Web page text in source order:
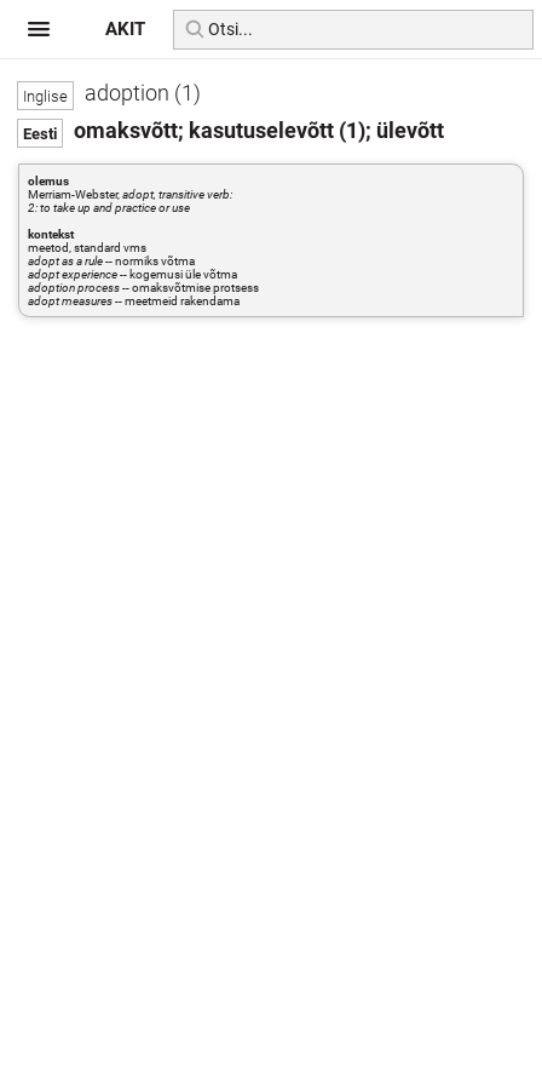
adoption (1)
omaksvõtt; kasutuselevõtt (1); ülevõtt
olemus
Merriam-Webster,adopt, transitive verb:
2: to take up and practice or use
kontekst
meetod, standard vms
adopt as a rule-- normiks võtma
adopt experience-- kogemusi üle võtma
adoption process-- omaksvõtmise protsess
adopt measures-- meetmeid rakendama
AKIT